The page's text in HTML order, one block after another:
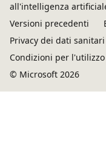
all'intelligenza
Versioni precedenti
Privacy dei dati
Condizioni per l'utilizzo
© Microsoft 2026